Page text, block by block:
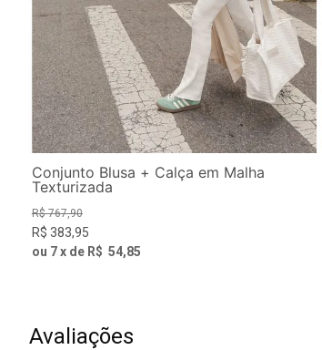
Conjunto Blusa + Calça em Malha
Texturizada
R$ 767,90
R$ 383,95
ou 7x de R$ 54,85
Avaliações